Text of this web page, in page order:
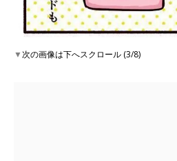
▼次の画像は下へスクロール (3/8)